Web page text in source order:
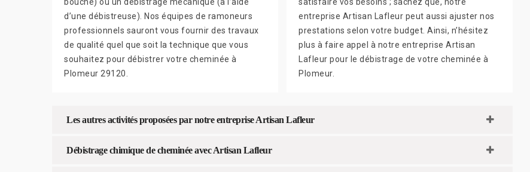
d’une débistreuse). Nos équipes de ramoneurs
professionnels sauront vous fournir des travaux
de qualité quel que soit la technique que vous
souhaitez pour débistrer votre cheminée à
Plomeur 29120.
entreprise Artisan Lafleur peut aussi ajuster nos
prestations selon votre budget. Ainsi, n’hésitez
plus à faire appel à notre entreprise Artisan
Lafleur pour le débistrage de votre cheminée à
Plomeur.
Les autres activités proposées par notre entreprise Artisan Lafleur
Débistrage chimique de cheminée avec Artisan Lafleur